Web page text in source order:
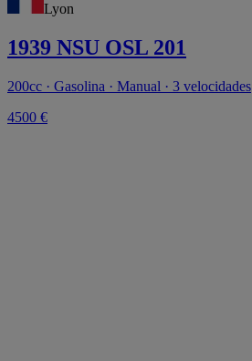
Lyon
1939 NSU OSL 201
200cc · Gasolina · Manual · 3 velocidades
4500 €